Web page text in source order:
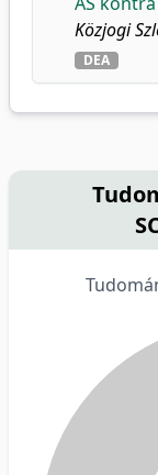
Közjogi
DEA